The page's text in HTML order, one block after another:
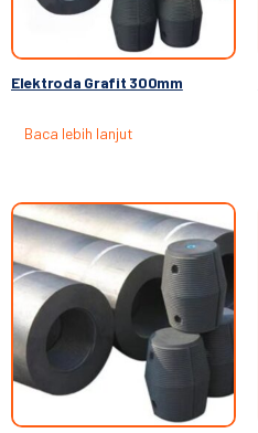
Elektroda Grafit 300mm
Baca lebih lanjut